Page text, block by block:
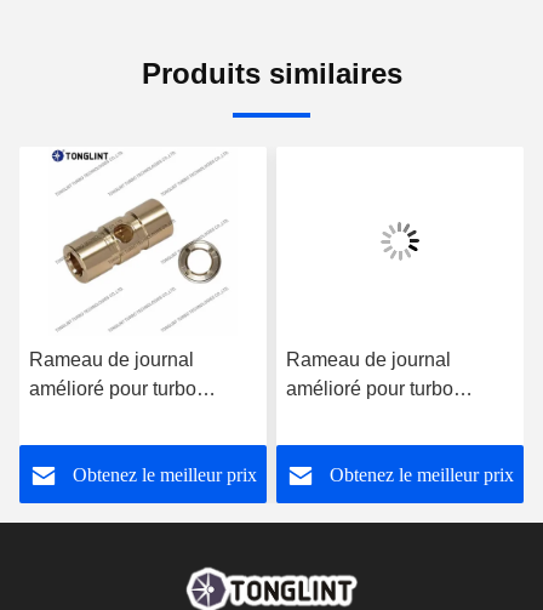
Produits similaires
Rameau de journal
amélioré pour turbo
d'huile
Obtenez le meilleur prix
Rameau de journal
amélioré pour turbo
d'huile
Obtenez le meilleur prix